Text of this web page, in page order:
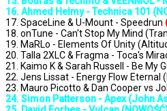
16. Ahmed Helmy - Technica 101
17. SpaceLine & U-Mount - Speedrun
18. onTune - Can't Stop My Mind
19. MaRLo - Elements Of Unity
20. Talla 2XLC & Fragma - Toca's
21. Kaimo K & Sarah Russell - Be My
22. Jens Lissat - Energy Flow Eternal
23. Mauro Picotto & Dan Cooper vs
24. Simon Patterson - Apex (John